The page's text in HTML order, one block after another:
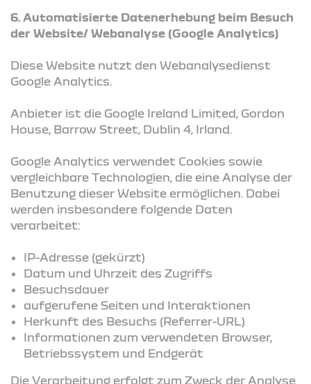
6. Automatisierte Datenerhebung beim Besuch
der Website/ Webanalyse (Google Analytics)
Diese Website nutzt den Webanalysedienst
Google Analytics.
Anbieter ist die Google Ireland Limited, Gordon
House, Barrow Street, Dublin 4, Irland.
Google Analytics verwendet Cookies sowie
vergleichbare Technologien, die eine Analyse der
Benutzung dieser Website ermöglichen. Dabei
werden insbesondere folgende Daten
verarbeitet:
IP-Adresse (gekürzt)
Datum und Uhrzeit des Zugriffs
Besuchsdauer
aufgerufene Seiten und Interaktionen
Herkunft des Besuchs (Referrer-URL)
Informationen zum verwendeten Browser,
Betriebssystem und Endgerät
Die Verarbeitung erfolgt zum Zweck der Analyse